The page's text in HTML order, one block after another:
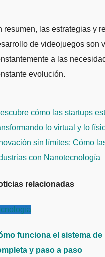
resumen, las estrategias y
de videojuegos son
a las
evolución.
cómo las startups
lo virtual y lo
sin límites: Cómo
con Nanotecnología
relacionadas
funciona el sistema
y paso a paso